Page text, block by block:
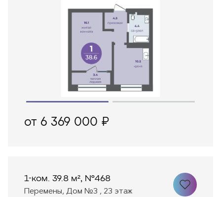
от 6 369 000 ₽
1-ком. 39.8 м², №468
Перемены, Дом №3 , 23 этаж